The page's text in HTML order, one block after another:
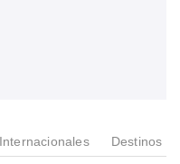
Destinos